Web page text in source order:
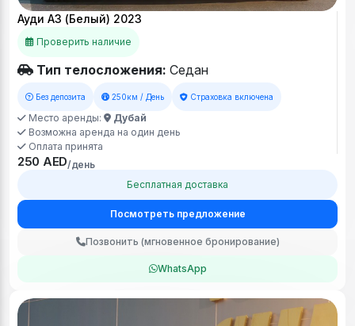
Ауди А3 (Белый) 2023
Проверить наличие
Тип телосложения: Седан
Без депозита 250км / День Страховка включена
Место аренды:
Дубай
Возможна аренда на один день
Оплата принята
250 AED/день
Бесплатная доставка
Посмотреть предложение
Позвонить (мгновенное бронирование)
WhatsApp